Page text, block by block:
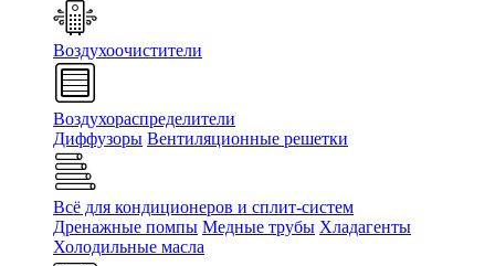
Воздухоочистители
Воздухораспределители
Диффузоры Вентиляционные решетки
Всё для кондиционеров и сплит-систем
Дренажные помпы Медные трубы Хладагенты
Холодильные масла